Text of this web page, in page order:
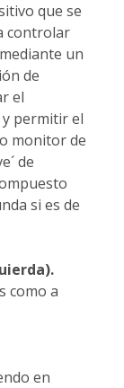
que se
controlar
un
de
el
permitir el
monitor de
de
si es de
como a
en